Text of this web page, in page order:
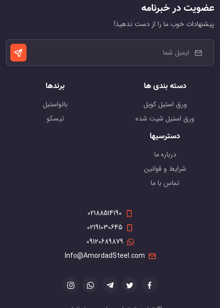
عضویت در خبرنامه
پیشنهادات خوب ما را از دست ندهیذ!
دسته بندی ها
ورق استیل کویل
ورق استیل شیت شده
برندها
بائواستیل
تیسکو
دسترسیها
درباره ما
شرایط و قوانین
تماس با ما
02188514190
02191030645
09120689879
Info@AmordadSteel.com